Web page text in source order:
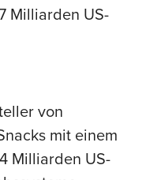
Milliarden US-
von
mit einem
Milliarden US-